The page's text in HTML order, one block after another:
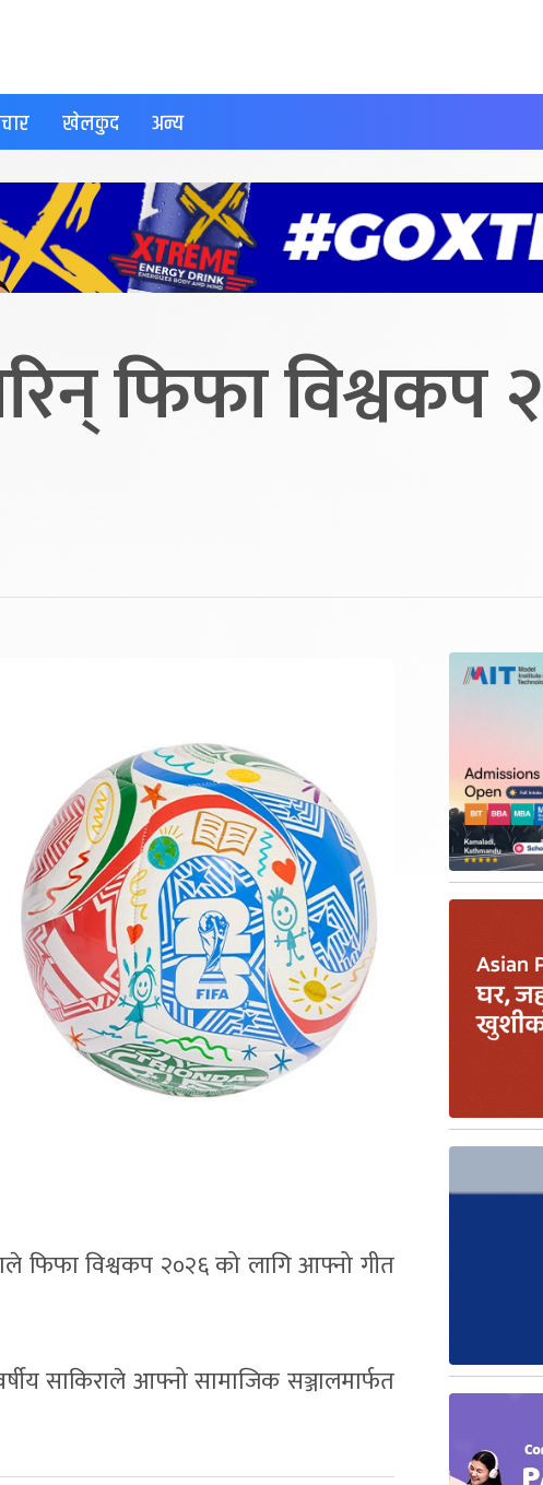
खेलकुद अन्य
फिफा विश्वकप
फिफा विश्वकप २०२६ को लागि आफ्नो गीत
साकिराले आफ्नो सामाजिक सञ्जालमार्फत